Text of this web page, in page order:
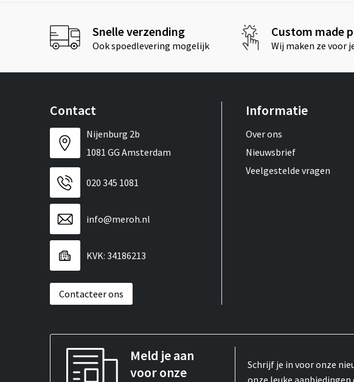
Snelle verzending
Ook spoedlevering mogelijk
Custom made
Wij maken ze voor
Contact
Nijenburg 2b
1081 GG Amsterdam
020 345 1081
info@meroh.nl
KVK: 34186213
Contacteer ons
Informatie
Over ons
Nieuwsbrief
Veelgestelde vragen
Meld je aan
voor onze
Schrijf je in voor onze